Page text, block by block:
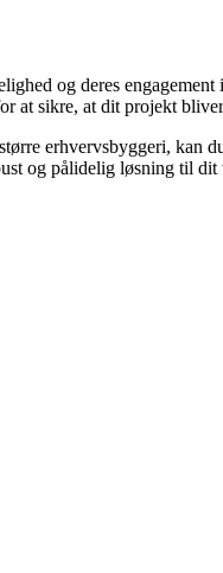
og deres engagement
at sikre, at dit projekt
erhvervsbyggeri, kan
og pålidelig løsning til